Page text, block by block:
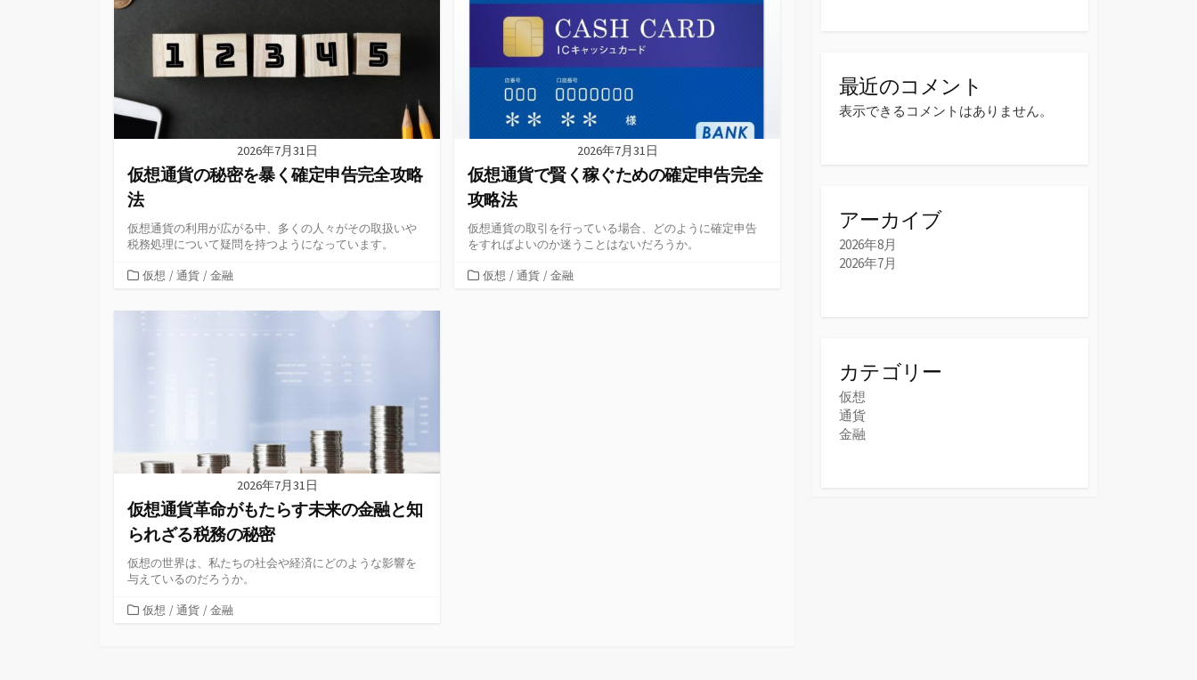
2026年7月31日
仮想通貨の秘密を暴く確定申告完全攻略
法
仮想通貨の利用が広がる中、多くの人々がその取扱いや
税務処理について疑問を持つようになっています。
カ
ゴ
仮想 / 通貨 / 金融
2026年7月31日
仮想通貨で賢く稼ぐための確定申告完全
攻略法
仮想通貨の取引を行っている場合、どのように確定申告
をすればよいのか迷うことはないだろうか。
カ仮想 / 通貨 / 金融
2026年7月31日
仮想通貨革命がもたらす未来の金融と知
られざる税務の秘密
仮想の世界は、私たちの社会や経済にどのような影響を
与えているのだろうか。
カ仮想 / 通貨 / 金融
最近のコメント
表示できるコメントはありません。
アーカイブ
2026年8月
2026年7月
カテゴリー
仮想
通貨
金融